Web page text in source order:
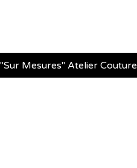
Mesures" Atelier Couture